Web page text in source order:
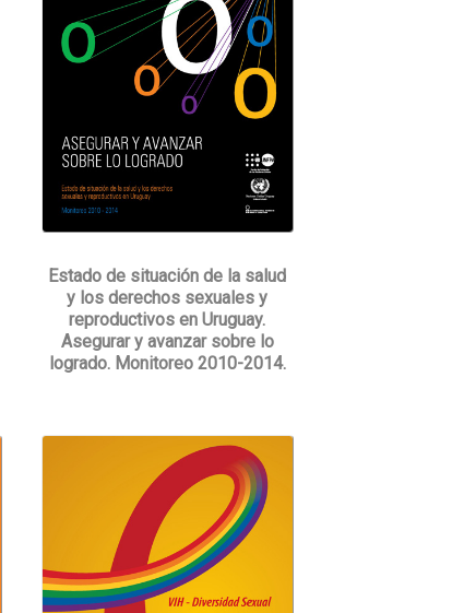
Estado de situación de la salud
y los derechos sexuales y
reproductivos en Uruguay.
Asegurar y avanzar sobre lo
logrado. Monitoreo 2010-2014.